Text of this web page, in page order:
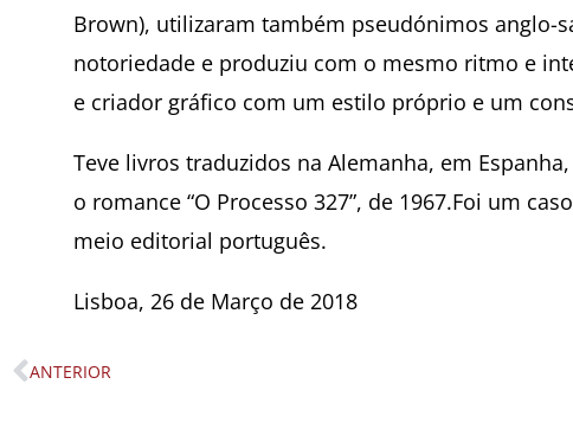
Brown), utilizaram também pseudónimos anglo-
notoriedade e produziu com o mesmo ritmo e
e criador gráfico com um estilo próprio e um
Teve livros traduzidos na Alemanha, em
o romance “O Processo 327”, de 1967.Foi um
meio editorial português.
Lisboa, 26 de Março de 2018
Prev
ANTERIOR